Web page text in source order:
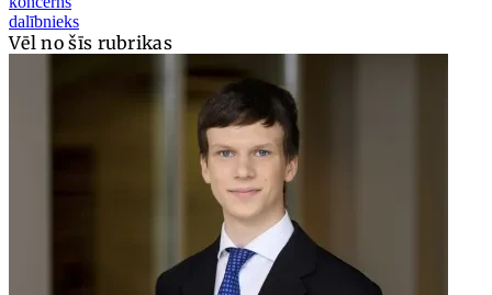
dalībnieks
Vēl no šīs rubrikas